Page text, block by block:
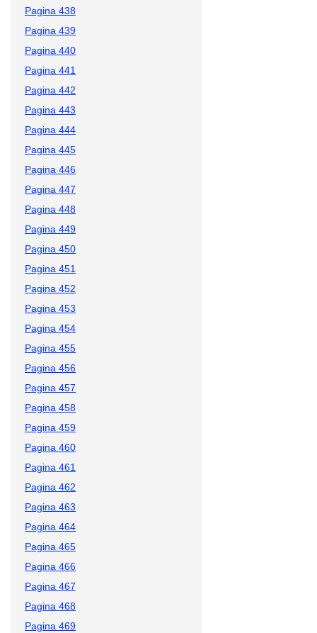
Pagina 438
Pagina 439
Pagina 440
Pagina 441
Pagina 442
Pagina 443
Pagina 444
Pagina 445
Pagina 446
Pagina 447
Pagina 448
Pagina 449
Pagina 450
Pagina 451
Pagina 452
Pagina 453
Pagina 454
Pagina 455
Pagina 456
Pagina 457
Pagina 458
Pagina 459
Pagina 460
Pagina 461
Pagina 462
Pagina 463
Pagina 464
Pagina 465
Pagina 466
Pagina 467
Pagina 468
Pagina 469